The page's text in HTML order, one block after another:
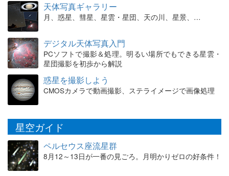
天体写真ギャラリー
月、惑星、彗星、星雲・星団、天の川、星景、…
デジタル天体写真入門
PCソフトで撮影＆処理。明るい場所でもできる星雲・
星団撮影を初歩から解説
惑星を撮影しよう
CMOSカメラで動画撮影、ステライメージで画像処理
星空ガイド
ペルセウス座流星群
8月12～13日が一番の見ごろ。月明かりゼロの好条件！